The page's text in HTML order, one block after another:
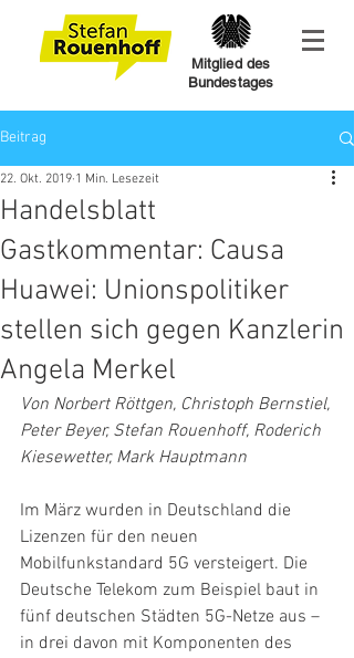
Mitglied des
Bundestages
Beitrag
Handelsblatt
Gastkommentar: Causa
Huawei: Unionspolitiker
stellen sich gegen Kanzlerin
Angela Merkel
22. Okt. 2019 1 Min. Lesezeit
Von Norbert Röttgen, Christoph Bernstiel,
Peter Beyer, Stefan Rouenhoff, Roderich
Kiesewetter, Mark Hauptmann
Im März wurden in Deutschland die
Lizenzen für den neuen
Mobilfunkstandard 5G versteigert. Die
Deutsche Telekom zum Beispiel baut in
fünf deutschen Städten 5G-Netze aus –
in drei davon mit Komponenten des